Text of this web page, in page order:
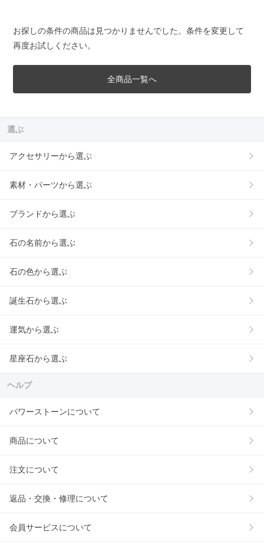
お探しの条件の商品は見つかりませんでした。条件を変更して
再度お試しください。
全商品一覧へ
選ぶ
アクセサリーから選ぶ
素材・パーツから選ぶ
ブランドから選ぶ
石の名前から選ぶ
石の色から選ぶ
誕生石から選ぶ
運気から選ぶ
星座石から選ぶ
ヘルプ
パワーストーンについて
商品について
注文について
返品・交換・修理について
会員サービスについて